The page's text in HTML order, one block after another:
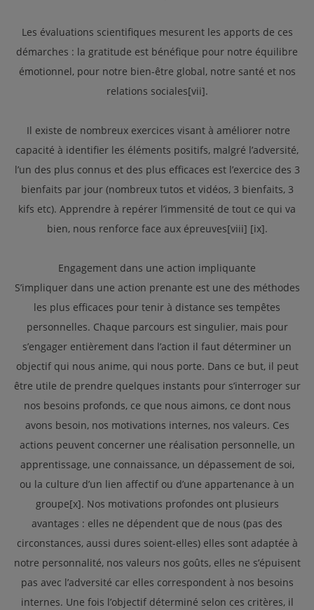
Les évaluations scientifiques mesurent les apports de ces
démarches : la gratitude est bénéfique pour notre équilibre
émotionnel, pour notre bien-être global, notre santé et nos
relations sociales[vii].
Il existe de nombreux exercices visant à améliorer notre
capacité à identifier les éléments positifs, malgré l’adversité,
l’un des plus connus et des plus efficaces est l’exercice des 3
bienfaits par jour (nombreux tutos et vidéos, 3 bienfaits, 3
kifs etc). Apprendre à repérer l’immensité de tout ce qui va
bien, nous renforce face aux épreuves[viii] [ix].
Engagement dans une action impliquante
S’impliquer dans une action prenante est une des méthodes
les plus efficaces pour tenir à distance ses tempêtes
personnelles. Chaque parcours est singulier, mais pour
s’engager entièrement dans l’action il faut déterminer un
objectif qui nous anime, qui nous porte. Dans ce but, il peut
être utile de prendre quelques instants pour s’interroger sur
nos besoins profonds, ce que nous aimons, ce dont nous
avons besoin, nos motivations internes, nos valeurs. Ces
actions peuvent concerner une réalisation personnelle, un
apprentissage, une connaissance, un dépassement de soi,
ou la culture d’un lien affectif ou d’une appartenance à un
groupe[x]. Nos motivations profondes ont plusieurs
avantages : elles ne dépendent que de nous (pas des
circonstances, aussi dures soient-elles) elles sont adaptée à
notre personnalité, nos valeurs nos goûts, elles ne s’épuisent
pas avec l’adversité car elles correspondent à nos besoins
internes. Une fois l’objectif déterminé selon ces critères, il